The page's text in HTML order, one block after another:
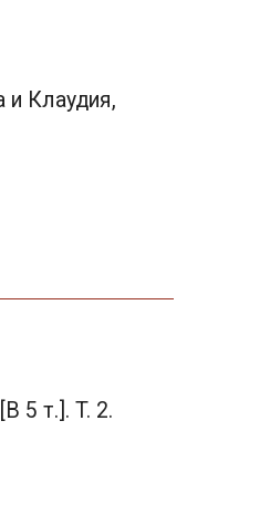
и Клаудия,
5 т.]. T. 2.